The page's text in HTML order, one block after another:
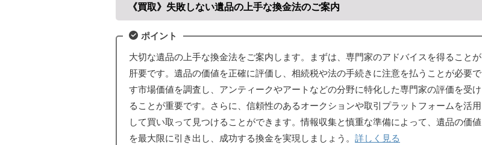
《買取》失敗しない遺品の上手な換金法のご案内
ポイント
大切な遺品の上手な換金法をご案内します。まずは、専門家のアドバイスを得ることが
肝要です。遺品の価値を正確に評価し、相続税や法の手続きに注意を払うことが必要で
す市場価値を調査し、アンティークやアートなどの分野に特化した専門家の評価を受け
ることが重要です。さらに、信頼性のあるオークションや取引プラットフォームを活用
して買い取って見つけることができます。情報収集と慎重な準備によって、遺品の価値
を最大限に引き出し、成功する換金を実現しましょう。 詳しく見る